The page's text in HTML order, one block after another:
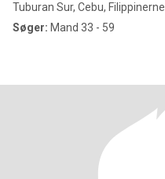
Tuburan Sur, Cebu, Filippinerne
Søger: Mand 33 - 59